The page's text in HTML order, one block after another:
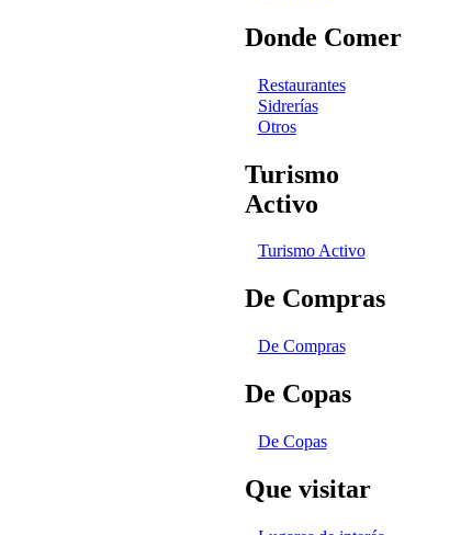
Donde Comer
Restaurantes
Sidrerías
Otros
Turismo
Activo
Turismo Activo
De Compras
De Compras
De Copas
De Copas
Que visitar